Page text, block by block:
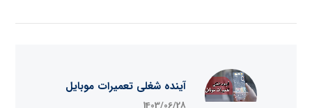
آینده شغلی تعمیرات موبایل